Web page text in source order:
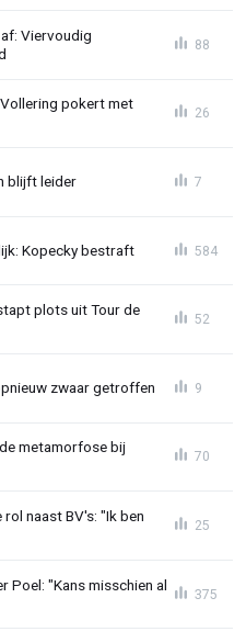
Viervoudig
88
pokert met
26
blijft leider 7
Kopecky bestraft 584
plots uit Tour de
52
zwaar getroffen 9
metamorfose bij
70
naast BV's: "Ik ben
25
Poel: "Kans misschien al
375